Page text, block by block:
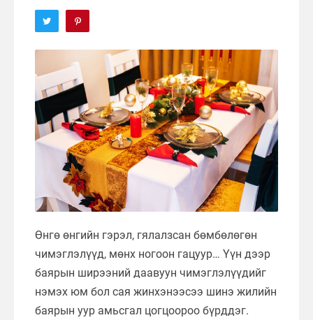
Өнгө өнгийн гэрэл, гялалзсан бөмбөлөгөн
чимэглэлүүд, мөнх ногоон гацуур… Үүн дээр
баярын ширээний даавуун чимэглэлүүдийг
нэмэх юм бол сая жинхэнээсээ шинэ жилийн
баярын уур амьсгал цогцоороо бүрддэг.